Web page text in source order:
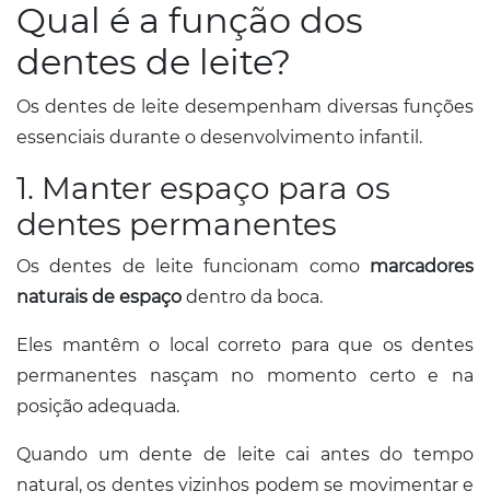
Qual é a função dos
dentes de leite?
Os dentes de leite desempenham diversas funções
essenciais durante o desenvolvimento infantil.
1. Manter espaço para os
dentes permanentes
Os dentes de leite funcionam como marcadores
naturais de espaço dentro da boca.
Eles mantêm o local correto para que os dentes
permanentes nasçam no momento certo e na
posição adequada.
Quando um dente de leite cai antes do tempo
natural, os dentes vizinhos podem se movimentar e